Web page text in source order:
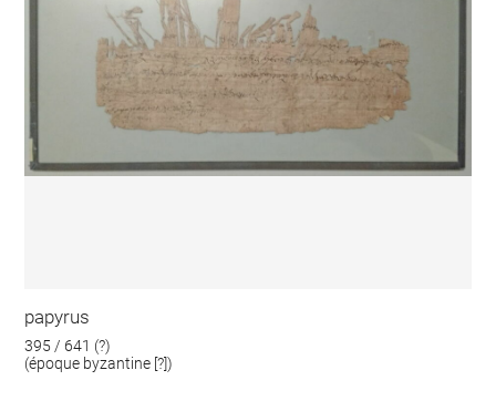
papyrus
395 / 641 (?)
(époque byzantine [?])